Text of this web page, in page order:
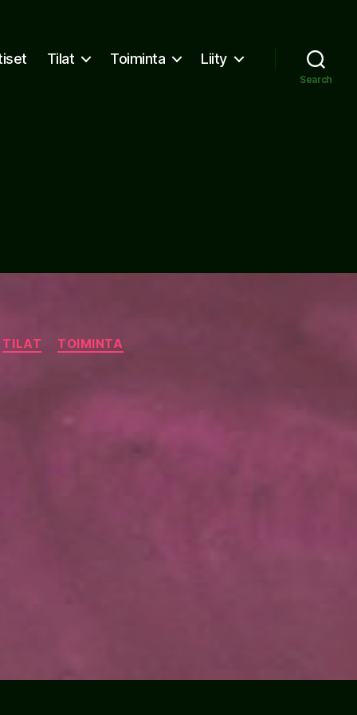
Tilat Toiminta Liity
Search
TILAT TOIMINTA